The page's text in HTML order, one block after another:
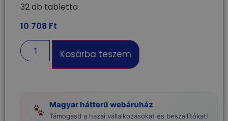
32 db tabletta
10 708 Ft
Kosárba teszem
Magyar hátterű webáruház
Támogasd a hazai vállalkozásokat és beszállítókat!